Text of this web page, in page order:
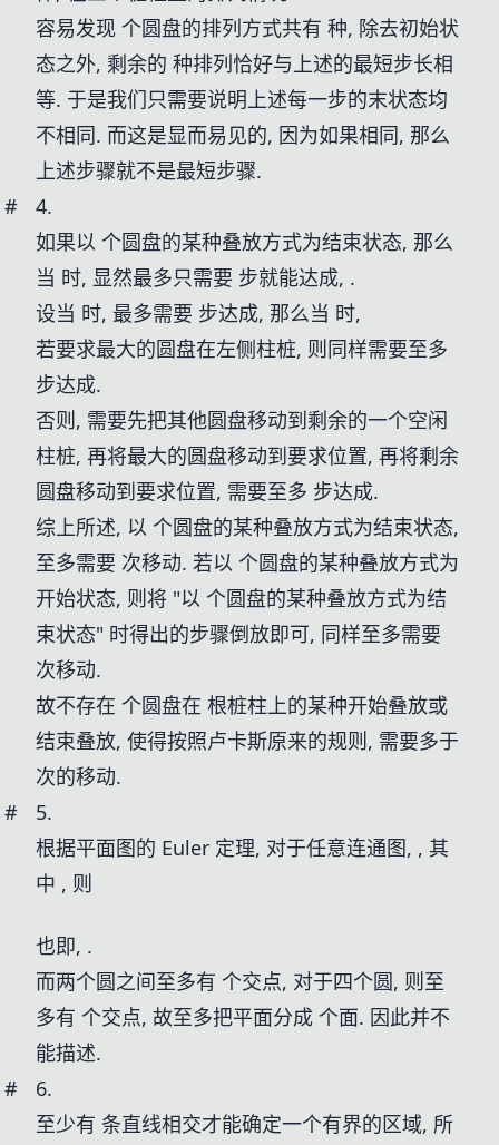
容易发现 个圆盘的排列方式共有 种, 除去初始状
态之外, 剩余的 种排列恰好与上述的最短步长相
等. 于是我们只需要说明上述每一步的末状态均
不相同. 而这是显而易见的, 因为如果相同, 那么
上述步骤就不是最短步骤.
#
4.
如果以 个圆盘的某种叠放方式为结束状态, 那么
当 时, 显然最多只需要 步就能达成, .
设当 时, 最多需要 步达成, 那么当 时,
若要求最大的圆盘在左侧柱桩, 则同样需要至多
步达成.
否则, 需要先把其他圆盘移动到剩余的一个空闲
柱桩, 再将最大的圆盘移动到要求位置, 再将剩余
圆盘移动到要求位置, 需要至多 步达成.
综上所述, 以 个圆盘的某种叠放方式为结束状态,
至多需要 次移动. 若以 个圆盘的某种叠放方式为
开始状态, 则将 "以 个圆盘的某种叠放方式为结
束状态" 时得出的步骤倒放即可, 同样至多需要
次移动.
故不存在 个圆盘在 根桩柱上的某种开始叠放或
结束叠放, 使得按照卢卡斯原来的规则, 需要多于
次的移动.
#
5.
根据平面图的 Euler 定理, 对于任意连通图, , 其
中 , 则
也即, .
而两个圆之间至多有 个交点, 对于四个圆, 则至
多有 个交点, 故至多把平面分成 个面. 因此并不
能描述.
#
6.
至少有 条直线相交才能确定一个有界的区域, 所